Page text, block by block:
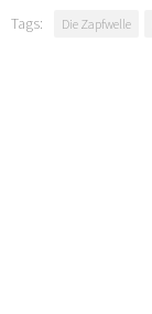
Tags: Die Zapfwelle